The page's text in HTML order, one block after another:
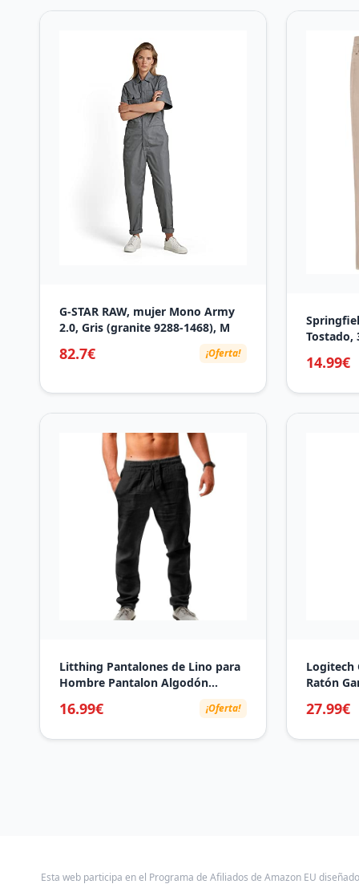
G-STAR RAW, mujer Mono Army
2.0, Gris (granite 9288-1468), M
82.7€ ¡Oferta!
Tostado,
14.99€
Litthing Pantalones de Lino para
Hombre Pantalon Algodón
Holgados Cómodos Casuales
16.99€ ¡Oferta!
Logitech
Ratón
Ultra-
27.99€
Esta web participa en el Programa de Afiliados de Amazon EU